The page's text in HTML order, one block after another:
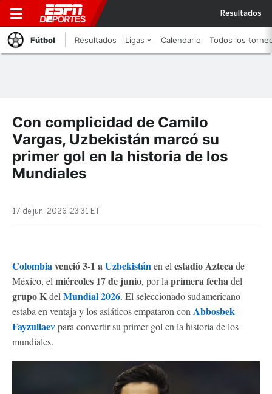
Resultados
Fútbol Resultados Ligas Calendario Todos los
Con complicidad de Camilo
Vargas, Uzbekistán marcó su
primer gol en la historia de los
Mundiales
17 de jun, 2026, 23:31 ET
Colombiavenció 3-1 aUzbekistánen el estadio Aztecade
México, el miércoles 17 de junio, por la primera fechadel
grupo Kdel Mundial 2026. El seleccionado sudamericano
estaba en ventaja y los asiáticos empataron con Abbosbek
Fayzullaevpara convertir su primer gol en la historia de los
mundiales.